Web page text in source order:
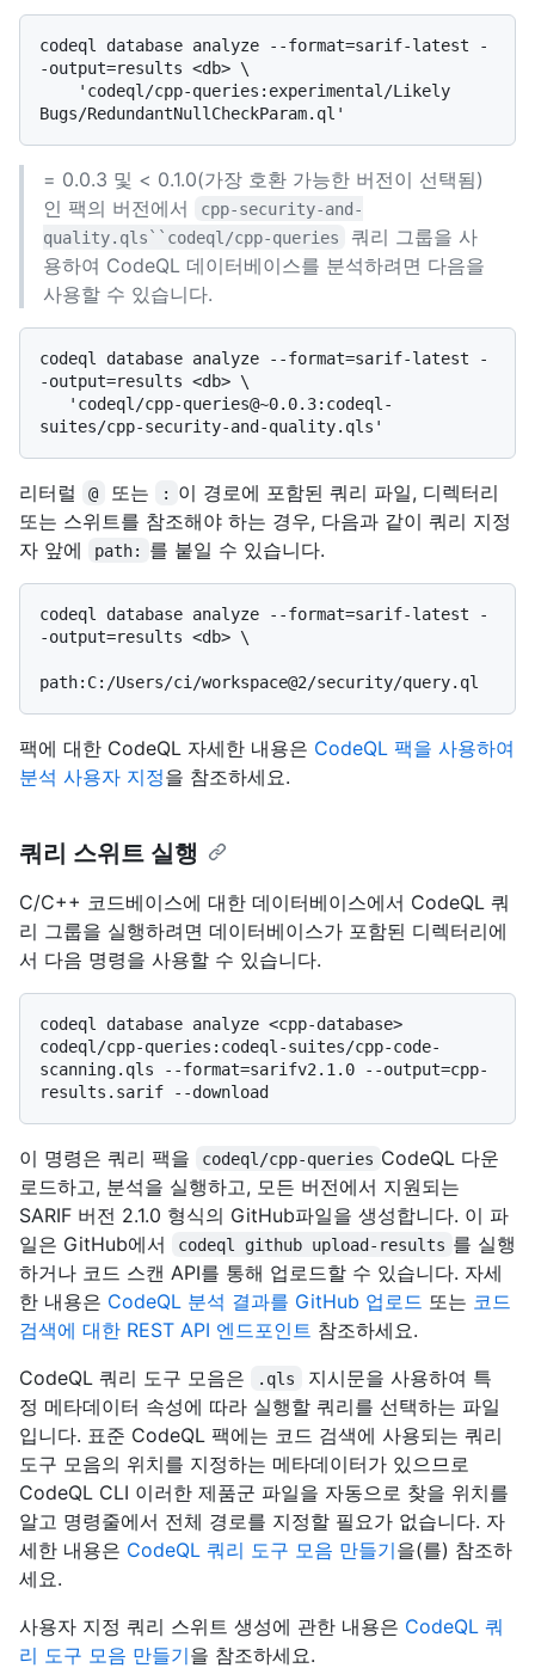
codeql database analyze --format=sarif-latest -
-output=results <db> \
= 0.0.3 및 < 0.1.0(가장 호환 가능한 버전이 선택됨)
인 팩의 버전에서
cpp-security-and-
quality.qls``codeql/cpp-queries
쿼리 그룹을 사
용하여 CodeQL 데이터베이스를 분석하려면 다음을
사용할 수 있습니다.
codeql database analyze --format=sarif-latest -
-output=results <db> \
리터럴 @ 또는 :
이 경로에 포함된 쿼리 파일, 디렉터리
또는 스위트를 참조해야 하는 경우, 다음과 같이 쿼리 지정
자 앞에
path: 를 붙일 수 있습니다.
codeql database analyze --format=sarif-latest -
-output=results <db> \
팩에 대한 CodeQL 자세한 내용은 CodeQL 팩을 사용하여
분석 사용자 지정을 참조하세요.
쿼리 스위트 실행
C/C++ 코드베이스에 대한 데이터베이스에서 CodeQL 쿼
리 그룹을 실행하려면 데이터베이스가 포함된 디렉터리에
서 다음 명령을 사용할 수 있습니다.
codeql database analyze <cpp-database>
codeql/cpp-queries:codeql-suites/cpp-code-
scanning.qls --format=sarifv2.1.0 --output=cpp-
이 명령은 쿼리 팩을 codeql/cpp-queries CodeQL 다운
로드하고, 분석을 실행하고, 모든 버전에서 지원되는
SARIF 버전 2.1.0 형식의 GitHub파일을 생성합니다. 이 파
일은 GitHub에서
codeql github upload-results 를 실행
하거나 코드 스캔 API를 통해 업로드할 수 있습니다. 자세
한 내용은 CodeQL 분석 결과를 GitHub 업로드 또는 코드
검색에 대한 REST API 엔드포인트 참조하세요.
CodeQL 쿼리 도구 모음은
.qls
지시문을 사용하여 특
정 메타데이터 속성에 따라 실행할 쿼리를 선택하는 파일
입니다. 표준 CodeQL 팩에는 코드 검색에 사용되는 쿼리
도구 모음의 위치를 지정하는 메타데이터가 있으므로
CodeQL CLI 이러한 제품군 파일을 자동으로 찾을 위치를
알고 명령줄에서 전체 경로를 지정할 필요가 없습니다. 자
세한 내용은 CodeQL 쿼리 도구 모음 만들기을(를) 참조하
세요.
사용자 지정 쿼리 스위트 생성에 관한 내용은 CodeQL 쿼
리 도구 모음 만들기을 참조하세요.